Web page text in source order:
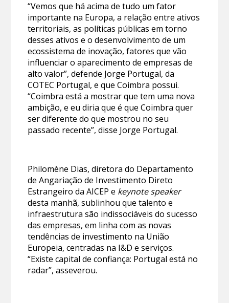
“Vemos que há acima de tudo um fator
importante na Europa, a relação entre ativos
territoriais, as políticas públicas em torno
desses ativos e o desenvolvimento de um
ecossistema de inovação, fatores que vão
influenciar o aparecimento de empresas de
alto valor”, defende Jorge Portugal, da
COTEC Portugal, e que Coimbra possui.
“Coimbra está a mostrar que tem uma nova
ambição, e eu diria que é que Coimbra quer
ser diferente do que mostrou no seu
passado recente”, disse Jorge Portugal.
Philomène Dias, diretora do Departamento
de Angariação de Investimento Direto
Estrangeiro da AICEP e keynote speaker
desta manhã, sublinhou que talento e
infraestrutura são indissociáveis do sucesso
das empresas, em linha com as novas
tendências de investimento na União
Europeia, centradas na I&D e serviços.
“Existe capital de confiança: Portugal está no
radar”, asseverou.